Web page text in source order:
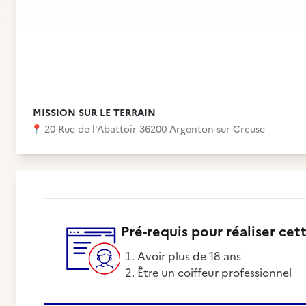
MISSION SUR LE TERRAIN
📍 20 Rue de l'Abattoir 36200 Argenton-sur-Creuse
Pré-requis pour réaliser
avoir plus de 18 ans
être un coiffeur professionnel